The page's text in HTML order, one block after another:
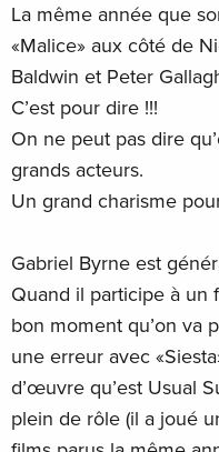
La même année que
«Malice» aux côté de
Baldwin et Peter
C’est pour dire !!!
On ne peut pas dire
grands acteurs.
Un grand charisme
Gabriel Byrne est
Quand il participe à un
bon moment qu’on va
une erreur avec
d’œuvre qu’est Usual
plein de rôle (il a joué